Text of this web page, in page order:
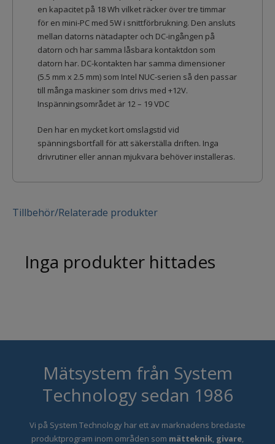
en kapacitet på 18 Wh vilket räcker över tre timmar
för en mini-PC med 5W i snittförbrukning. Den ansluts
mellan datorns nätadapter och DC-ingången på
datorn och har samma låsbara kontaktdon som
datorn har. DC-kontakten har samma dimensioner
(5.5 mm x 2.5 mm) som Intel NUC-serien så den passar
till många maskiner som drivs med +12V.
Inspänningsområdet är 12 – 19 VDC
Den har en mycket kort omslagstid vid
spänningsbortfall för att säkerställa driften. Inga
drivrutiner eller annan mjukvara behöver installeras.
Tillbehör/Relaterade produkter
Inga produkter hittades
Mätsystem från System
Technology sedan 1986
Vi på System Technology har ett av marknadens bredaste
produktprogram inom områden som mätteknik, givare,